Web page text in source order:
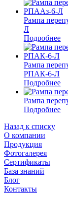
Рампа
Л
Подробнее
Рампа
РПАК-6-Л
Подробнее
Рампа
Подробнее
Назад к списку
О компании
Продукция
Фотогалерея
Сертификаты
База знаний
Блог
Контакты